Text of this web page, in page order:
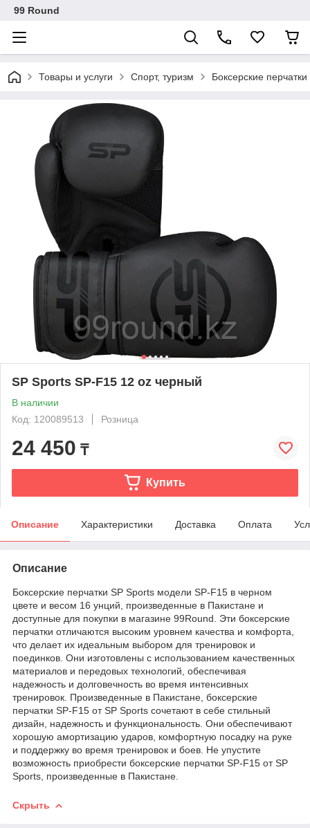
99 Round
Товары и услуги Спорт, туризм Боксерские перчатки
SP Sports SP-F15 12 oz черный
В наличии
Код: 120089513
Розница
24 450 ₸
Купить
Описание Характеристики Доставка Оплата
Описание
Боксерские перчатки SP Sports модели SP-F15 в черном
цвете и весом 16 унций, произведенные в Пакистане и
доступные для покупки в магазине 99Round. Эти боксерские
перчатки отличаются высоким уровнем качества и комфорта,
что делает их идеальным выбором для тренировок и
поединков. Они изготовлены с использованием качественных
материалов и передовых технологий, обеспечивая
надежность и долговечность во время интенсивных
тренировок. Произведенные в Пакистане, боксерские
перчатки SP-F15 от SP Sports сочетают в себе стильный
дизайн, надежность и функциональность. Они обеспечивают
хорошую амортизацию ударов, комфортную посадку на руке
и поддержку во время тренировок и боев. Не упустите
возможность приобрести боксерские перчатки SP-F15 от SP
Sports, произведенные в Пакистане.
Скрыть